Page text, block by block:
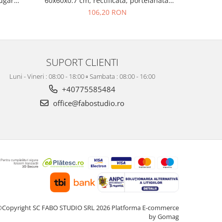
mat
bej, finisaj mat
106,20 RON
SUPORT CLIENTI
Luni - Vineri : 08:00 - 18:00 ▫️ Sambata : 08:00 - 16:00
+40775585484
office@fabostudio.ro
SC FABO STUDIO SRL 2026 Platforma E-commerce
by Gomag